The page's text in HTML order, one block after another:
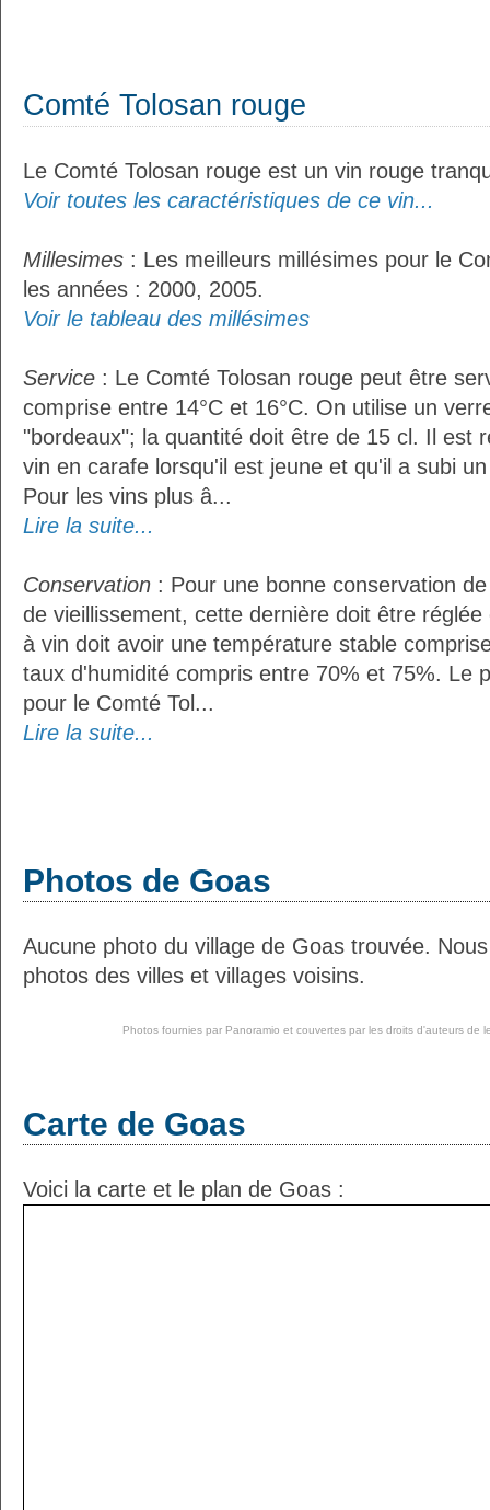
Comté Tolosan rouge
Le Comté Tolosan rouge est un vin rouge
Voir toutes les caractéristiques de ce vin...
Millesimes : Les meilleurs millésimes pour le
les années : 2000, 2005.
Voir le tableau des millésimes
Service : Le Comté Tolosan rouge peut être
comprise entre 14°C et 16°C. On utilise un
"bordeaux"; la quantité doit être de 15 cl. Il est
vin en carafe lorsqu'il est jeune et qu'il a subi
Pour les vins plus â...
Lire la suite...
Conservation : Pour une bonne conservation
de vieillissement, cette dernière doit être réglée
à vin doit avoir une température stable
taux d'humidité compris entre 70% et 75%. Le
pour le Comté Tol...
Lire la suite...
Photos de Goas
Aucune photo du village de Goas trouvée.
photos des villes et villages voisins.
Photos fournies par Panoramio et couvertes par les droits d'auteurs de
Carte de Goas
Voici la carte et le plan de Goas :